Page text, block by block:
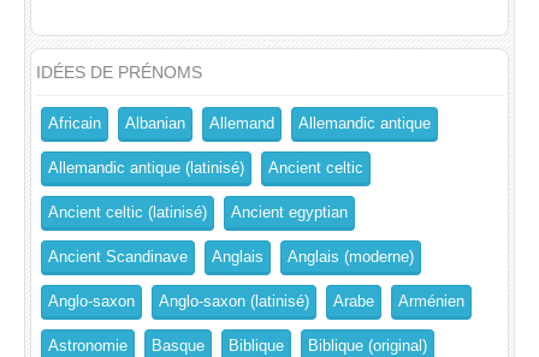
IDÉES DE PRÉNOMS
Africain Albanian Allemand Allemandic antique
Allemandic antique (latinisé) Ancient celtic
Ancient celtic (latinisé) Ancient egyptian
Ancient Scandinave Anglais Anglais (moderne)
Anglo-saxon Anglo-saxon (latinisé) Arabe Arménien
Astronomie Basque Biblique Biblique (original)